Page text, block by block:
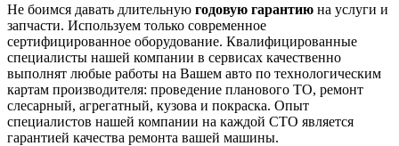
Не боимся давать длительную годовую гарантию на услуги и
запчасти. Используем только современное
сертифицированное оборудование. Квалифицированные
специалисты нашей компании в сервисах качественно
выполнят любые работы на Вашем авто по технологическим
картам производителя: проведение планового ТО, ремонт
слесарный, агрегатный, кузова и покраска. Опыт
специалистов нашей компании на каждой СТО является
гарантией качества ремонта вашей машины.